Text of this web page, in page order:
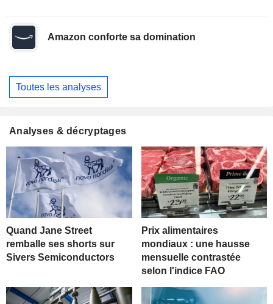
Amazon conforte sa domination
Toutes les analyses
Analyses & décryptages
Quand Jane Street
remballe ses shorts sur
Sivers Semiconductors
Prix alimentaires
mondiaux : une hausse
mensuelle contrastée
selon l'indice FAO